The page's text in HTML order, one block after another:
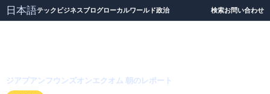
日本語テック ビジネスブログローカルワールド政治 検索お問い合わせ
ジアプアンフウンズオンエクオム 朝のレポート